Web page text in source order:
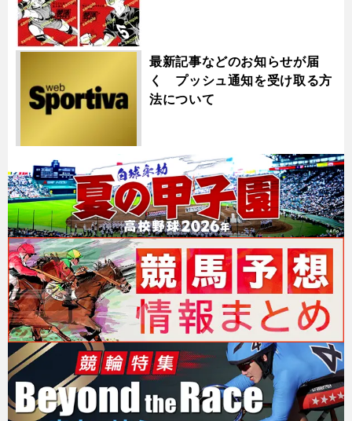
最新記事などのお知らせが届
く プッシュ通知を受け取る方
法について